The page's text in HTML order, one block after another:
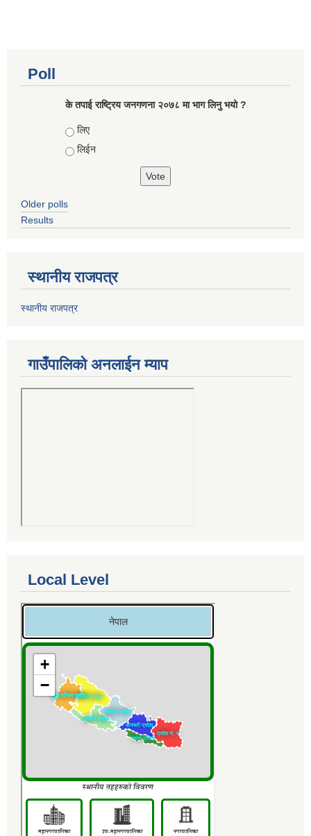
Poll
के तपाई राष्ट्रिय जनगणना २०७८ मा भाग लिनु भयो ?
Choices
लिए
लिईन
Older polls
Results
स्थानीय राजपत्र
स्थानीय राजपत्र
गाउँपालिको अनलाईन म्याप
Local Level